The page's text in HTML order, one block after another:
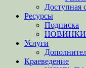
Доступная
Ресурсы
Подписка
НОВИНКИ
Услуги
Краеведение